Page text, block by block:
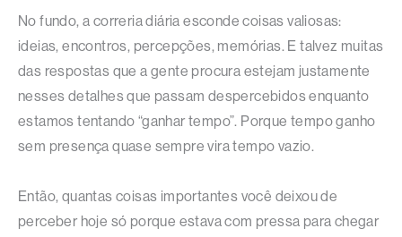
No fundo, a correria diária esconde coisas valiosas:
ideias, encontros, percepções, memórias. E talvez muitas
das respostas que a gente procura estejam justamente
nesses detalhes que passam despercebidos enquanto
estamos tentando “ganhar tempo”. Porque tempo ganho
sem presença quase sempre vira tempo vazio.
Então, quantas coisas importantes você deixou de
perceber hoje só porque estava com pressa para chegar